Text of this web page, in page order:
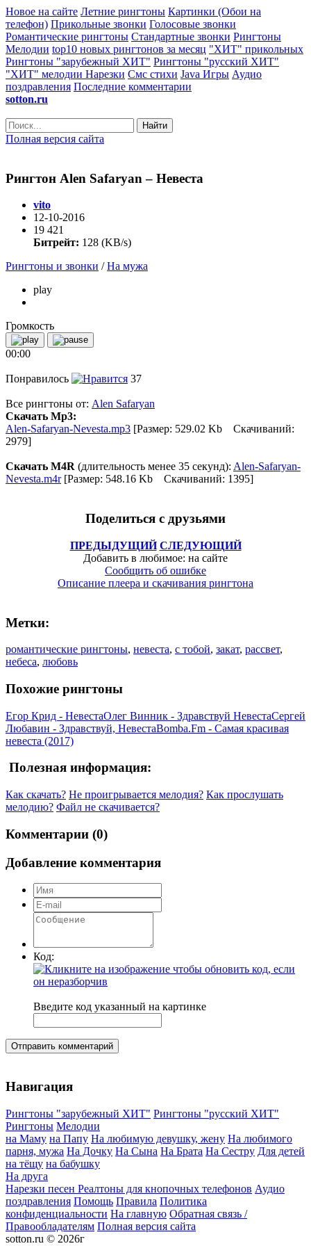
Новое на сайте Летние рингтоны Картинки (Обои на
телефон) Прикольные звонки Голосовые звонки
Романтические рингтоны Стандартные звонки Рингтоны
Мелодии top10 новых рингтонов за месяц "ХИТ" прикольных
Рингтоны "зарубежный ХИТ" Рингтоны "русский ХИТ"
"ХИТ" мелодии Нарезки Смс стихи Java Игры Аудио
поздравления Последние комментарии
sotton.ru
Найти
Полная версия сайта
Рингтон Alen Safaryan – Невеста
vito
12-10-2016
19 421
Битрейт: 128 (KB/s)
Рингтоны и звонки /На мужа
play
Громкость
00:00
Понравилось 37
Все рингтоны от: Alen Safaryan
Скачать Mp3:
Alen-Safaryan-Nevesta.mp3 [Размер: 529.02 Kb Скачиваний:
2979]
Скачать M4R (длительность менее 35 секунд): Alen-Safaryan-
Nevesta.m4r[Размер: 548.16 Kb Скачиваний: 1395]
Поделиться с друзьями
ПРЕДЫДУЩИЙ СЛЕДУЮЩИЙ
Добавить в любимое: на сайте
Сообщить об ошибке
Описание плеера и скачивания рингтона
Метки:
романтические рингтоны, невеста, с тобой, закат, рассвет,
небеса, любовь
Похожие рингтоны
Егор Крид - НевестаОлег Винник - Здравствуй НевестаСергей
Любавин - Здравствуй, НевестаBomba.Fm - Самая красивая
невеста (2017)
Полезная информация:
Как скачать? Не проигрывается мелодия? Как прослушать
мелодию? Файл не скачивается?
Комментарии (0)
Добавление комментария
Код:
Введите код указанный на картинке
Отправить комментарий
Навигация
Рингтоны "зарубежный ХИТ" Рингтоны "русский ХИТ"
Рингтоны Мелодии
на Маму на Папу На любимую девушку, жену На любимого
парня, мужа На Дочку На Сына На Брата На Сестру Для детей
на тёщу на бабушку
На друга
Нарезки песен Реалтоны для кнопочных телефонов Аудио
поздравления Помощь Правила Политика
конфиденциальности На главную Обратная связь /
Правообладателям Полная версия сайта
sotton.ru © 2026г